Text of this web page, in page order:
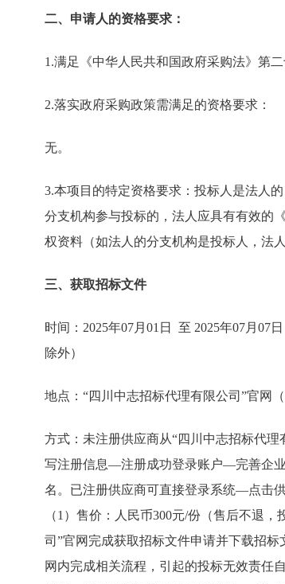
二、申请人的资格要求：
1.满足《中华人民共和国政府采购法》第二
2.落实政府采购政策需满足的资格要求：
无。
3.本项目的特定资格要求：投标人是法人
分支机构参与投标的，法人应具有有效的
权资料（如法人的分支机构是投标人，法
三、获取招标文件
时间：2025年07月01日 至 2025年07月07
除外）
地点：“四川中志招标代理有限公司”官网（
方式：未注册供应商从“四川中志招标代理
写注册信息—注册成功登录账户—完善企
名。已注册供应商可直接登录系统—点击
（1）售价：人民币300元/份（售后不退
司”官网完成获取招标文件申请并下载招
网内完成相关流程，引起的投标无效责任